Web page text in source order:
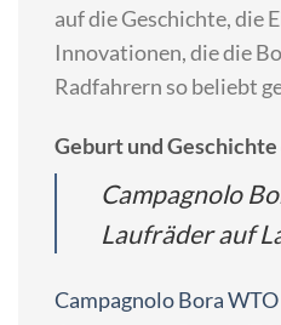
auf die Geschichte, die
Innovationen, die die
Radfahrern so beliebt
Geburt und
Campagnolo
Laufräder auf
Campagnolo Bora